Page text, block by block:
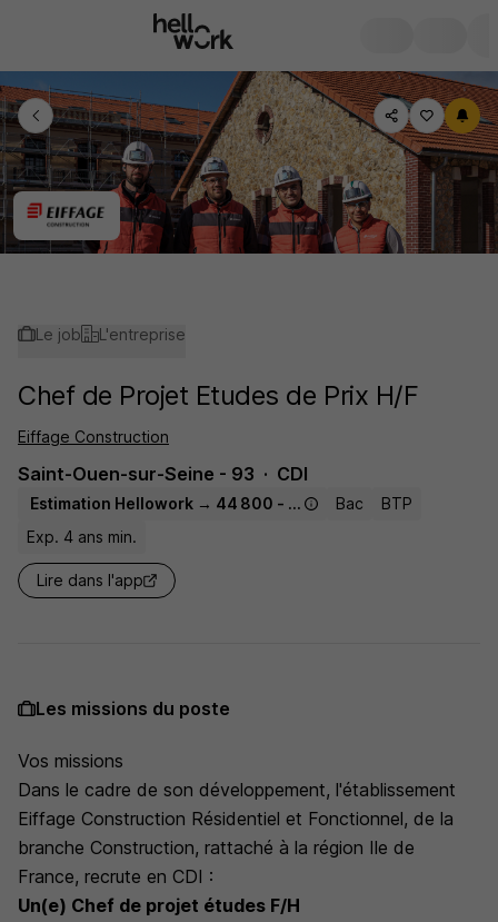
Le job L'entreprise
Chef de Projet Etudes de Prix H/F
Eiffage Construction
Saint-Ouen-sur-Seine - 93 CDI
Estimation Hellowork → 44 800 - 63 500 € / an
Bac
BTP
Exp. 4 ans min.
Lire dans l'app
Les missions du poste
Vos missions
Dans le cadre de son développement, l'établissement
Eiffage Construction Résidentiel et Fonctionnel, de la
branche Construction, rattaché à la région Ile de
France, recrute en CDI :
Un(e) Chef de projet études F/H